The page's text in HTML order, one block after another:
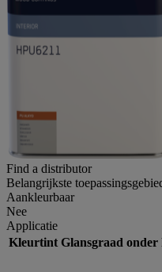
Find a distributor
Belangrijkste
Aankleurbaar
Nee
Applicatie
Kleurtint Glansgraad onder